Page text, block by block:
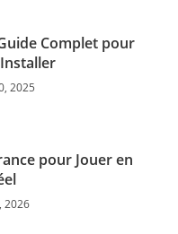
Complet pour
2025
pour Jouer en
2026